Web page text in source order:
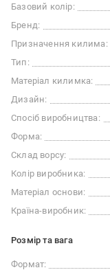
Базовий колір:
Бренд:
Призначення килима:
Тип:
Матеріал килимка:
Дизайн:
Спосіб виробництва:
Форма:
Склад ворсу:
Колір виробника:
Матеріал основи:
Країна-виробник:
Розмір та вага
Формат: